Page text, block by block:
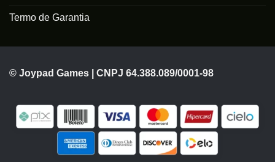
Termo de Garantia
© Joypad Games | CNPJ 64.388.089/0001-98